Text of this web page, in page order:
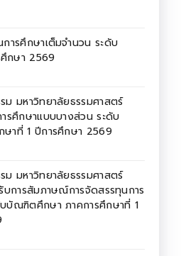
ารศึกษาเต็มจำนวน ระดับ
กษา 2569
ม มหาวิทยาลัยธรรมศาสตร์
รศึกษาแบบบางส่วน ระดับ
าที่ 1 ปีการศึกษา 2569
ม มหาวิทยาลัยธรรมศาสตร์
บการสัมภาษณ์การจัดสรรทุนการ
บัณฑิตศึกษา ภาคการศึกษาที่ 1